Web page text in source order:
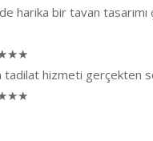
harika bir tavan tasarımı
tadilat hizmeti gerçekten